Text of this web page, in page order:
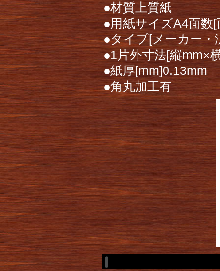
●材質上質紙
●用紙サイズA4面数
●タイプ[メーカー・
●1片外寸法[縦mm×
●紙厚[mm]0.13mm
●角丸加工有